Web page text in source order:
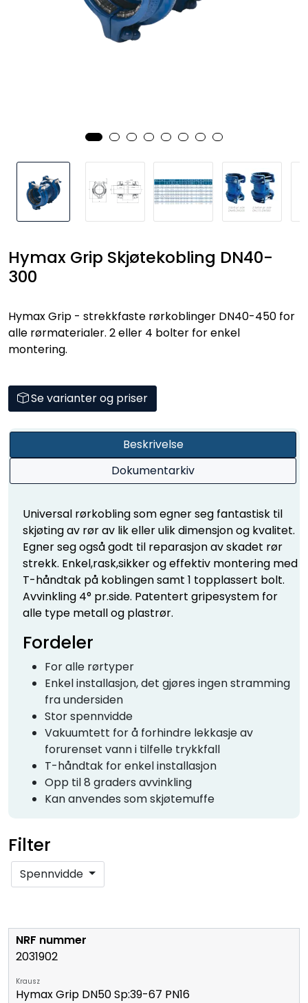
Hymax Grip Skjøtekobling DN40-
300
Hymax Grip - strekkfaste rørkoblinger DN40-450 for
alle rørmaterialer. 2 eller 4 bolter for enkel
montering.
Se varianter og priser
Beskrivelse
Dokumentarkiv
Universal rørkobling som egner seg fantastisk til
skjøting av rør av lik eller ulik dimensjon og kvalitet.
Egner seg også godt til reparasjon av skadet rør
strekk. Enkel,rask,sikker og effektiv montering med
T-håndtak på koblingen samt 1 topplassert bolt.
Avvinkling 4° pr.side. Patentert gripesystem for
alle type metall og plastrør.
Fordeler
For alle rørtyper
Enkel installasjon, det gjøres ingen stramming
fra undersiden
Stor spennvidde
Vakuumtett for å forhindre lekkasje av
forurenset vann i tilfelle trykkfall
T-håndtak for enkel installasjon
Opp til 8 graders avvinkling
Kan anvendes som skjøtemuffe
Filter
Spennvidde
2031902
Krausz
Hymax Grip DN50 Sp:39-67 PN16